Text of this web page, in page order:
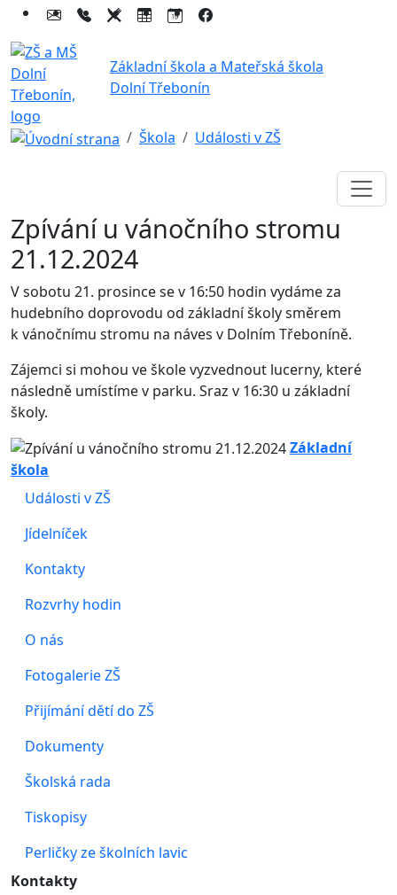
Základní škola a Mateřská škola
Dolní Třebonín
Škola Události v ZŠ
Zpívání u vánočního stromu
21.12.2024
V sobotu 21. prosince se v 16:50 hodin vydáme za
hudebního doprovodu od základní školy směrem
k vánočnímu stromu na náves v Dolním Třeboníně.
Zájemci si mohou ve škole vyzvednout lucerny, které
následně umístíme v parku. Sraz v 16:30 u základní
školy.
Základní
škola
Události v ZŠ
Jídelníček
Kontakty
Rozvrhy hodin
O nás
Fotogalerie ZŠ
Přijímání dětí do ZŠ
Dokumenty
Školská rada
Tiskopisy
Perličky ze školních lavic
Kontakty